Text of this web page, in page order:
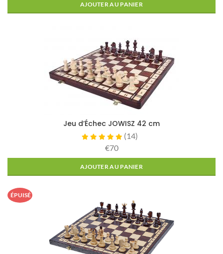
AJOUTER AU PANIER
Jeu d’Échec JOWISZ 42 cm
(14)
€70
AJOUTER AU PANIER
ÉPUISÉ